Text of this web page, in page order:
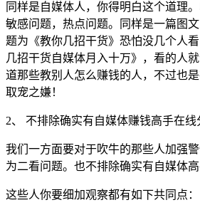
同样是自媒体人，你得明白这个道理
敏感问题，热点问题。同样是一篇图
题为《教你几招干货》恐怕没几个人
几招干货自媒体月入十万》，看的人
道那些教别人怎么赚钱的人，不过也
取宠之嫌！
2、 不排除确实有自媒体赚钱高手在线
我们一方面要对于吹牛的那些人加强
为二看问题。也不排除确实有自媒体
这些人你要细加观察都有如下共同点：